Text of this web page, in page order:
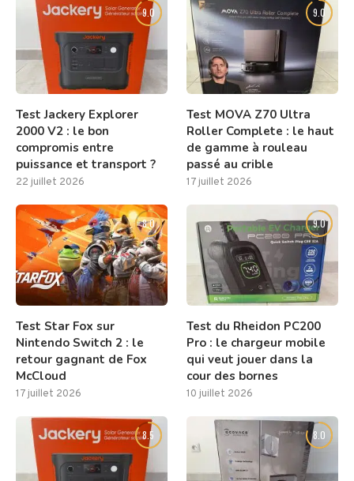
9.0
Test Jackery Explorer
2000 V2 : le bon
compromis entre
puissance et transport ?
22 juillet 2026
9.0
Test MOVA Z70 Ultra
Roller Complete : le haut
de gamme à rouleau
passé au crible
17 juillet 2026
8.0
Test Star Fox sur
Nintendo Switch 2 : le
retour gagnant de Fox
McCloud
17 juillet 2026
9.0
Test du Rheidon PC200
Pro : le chargeur mobile
qui veut jouer dans la
cour des bornes
10 juillet 2026
8.5 8.0